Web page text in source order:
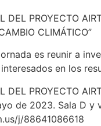
DEL PROYECTO
CLIMÁTICO”
es reunir a
en los
DEL PROYECTO
de 2023. Sala D y
j/88641086618